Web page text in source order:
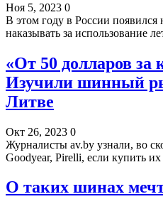
Ноя 5, 2023 0
В этом году в России
наказывать за использование
«От 50 долларов за
Изучили шинный
Литве
Окт 26, 2023 0
Журналисты av.by узнали, во
Goodyear, Pirelli, если купить
О таких шинах